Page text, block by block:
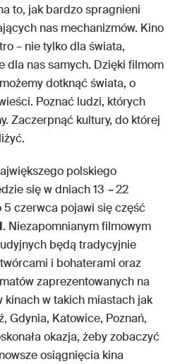
to, jak bardzo spragnieni
nas mechanizmów. Kino
– nie tylko dla świata,
dla nas samych. Dzięki filmom
możemy dotknąć świata, o
Poznać ludzi, których
Zaczerpnąć kultury, do której
polskiego
się w dniach 13 –22
5 czerwca pojawi się część
. Niezapomnianym filmowym
będą tradycyjnie
i bohaterami oraz
zaprezentowanych na
kinach w takich miastach jak
Gdynia, Katowice, Poznań,
okazja, żeby zobaczyć
osiągnięcia kina